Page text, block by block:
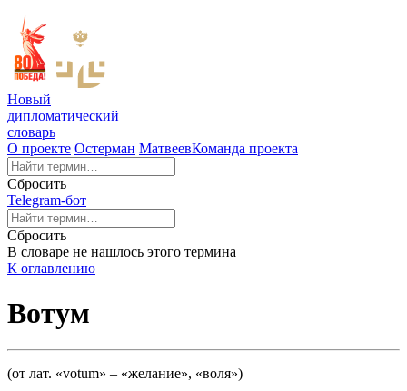
Новый
дипломатический
словарь
О проекте Остерман МатвеевКоманда проекта
Сбросить
Telegram-бот
Сбросить
В словаре не нашлось этого термина
К оглавлению
Вотум
(от лат. «votum» – «желание», «воля»)